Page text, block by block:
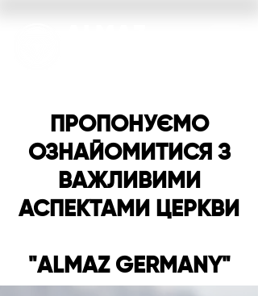
ПРОПОНУЄМО
ОЗНАЙОМИТИСЯ З
ВАЖЛИВИМИ
АСПЕКТАМИ ЦЕРКВИ
"ALMAZ GERMANY"